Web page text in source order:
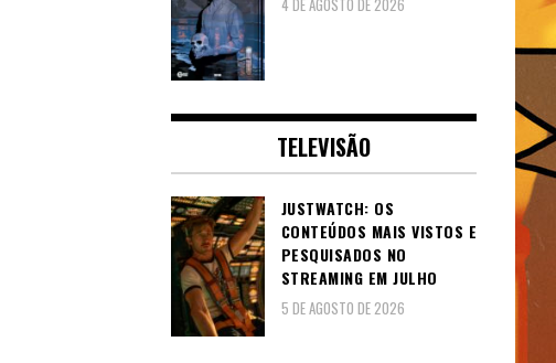
4 DE AGOSTO DE 2026
TELEVISÃO
JUSTWATCH: OS
CONTEÚDOS MAIS VISTOS E
PESQUISADOS NO
STREAMING EM JULHO
5 DE AGOSTO DE 2026